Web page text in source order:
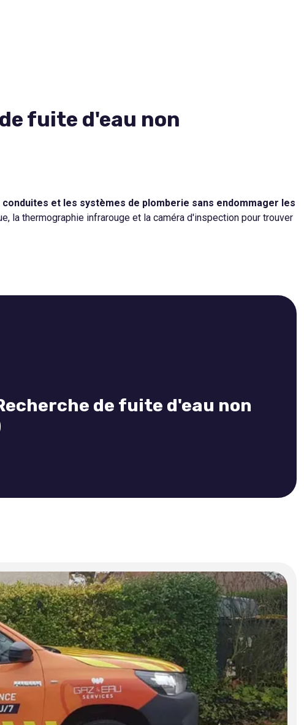
fuite d'eau non
et les systèmes de plomberie sans endommager les
la thermographie infrarouge et la caméra d'inspection pour trouver
de fuite d'eau non